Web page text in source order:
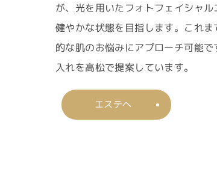
が、光を用いたフォトフェイシャ
健やかな状態を目指します。これ
的な肌のお悩みにアプローチ可能
入れを高松で提案しています。
エステへ